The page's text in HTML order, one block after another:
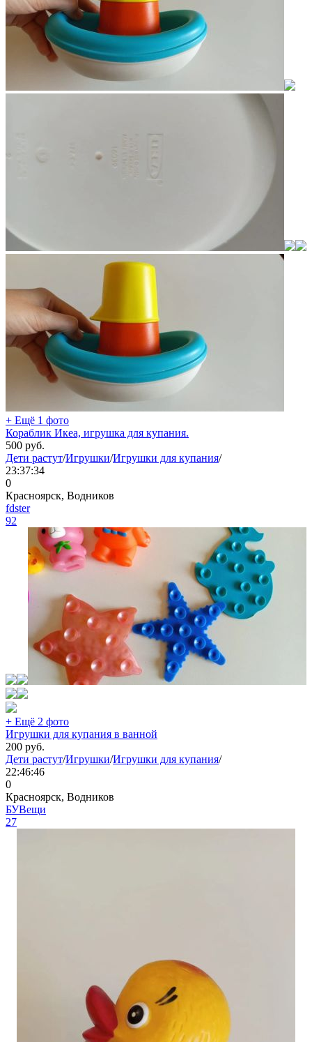
+ Ещё 1 фото
Кораблик Икеа, игрушка для купания.
500 руб.
Дети растут/Игрушки/Игрушки для купания/
23:37:34
0
Красноярск, Водников
fdster
92
+ Ещё 2 фото
Игрушки для купания в ванной
200 руб.
Дети растут/Игрушки/Игрушки для купания/
22:46:46
0
Красноярск, Водников
БУВещи
27